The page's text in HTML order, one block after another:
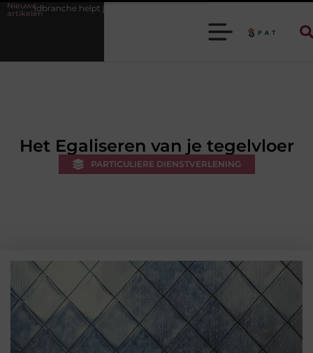
Nieuwe
artikelen
je efficiënter werken
Het Egaliseren van je tegelvloer
PARTICULIERE DIENSTVERLENING